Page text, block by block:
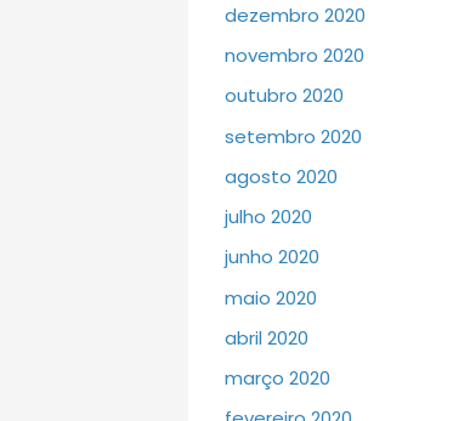
dezembro 2020
novembro 2020
outubro 2020
setembro 2020
agosto 2020
julho 2020
junho 2020
maio 2020
abril 2020
março 2020